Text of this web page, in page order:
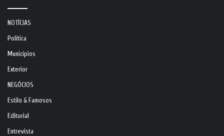
NOTÍCIAS
Política
Municípios
Exterior
NEGÓCIOS
Estilo & Famosos
Editorial
Entrevista